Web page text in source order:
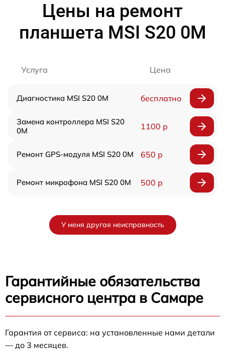
Цены на ремонт
планшета MSI S20 0M
Услуга Цена
Диагностика MSI S20 0M бесплатно
Замена контроллера MSI S20
0M
1100 р
Ремонт GPS-модуля MSI S20 0M 650 р
Ремонт микрофона MSI S20 0M 500 р
У меня другая неисправность
Гарантийные обязательства
сервисного центра в Самаре
Гарантия от сервиса: на установленные нами детали
— до 3 месяцев.